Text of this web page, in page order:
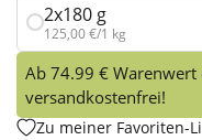
2x180 g
125,00 €/1 kg
Ab 74.99 €
versandkostenfrei!
Zu meiner Favoriten-